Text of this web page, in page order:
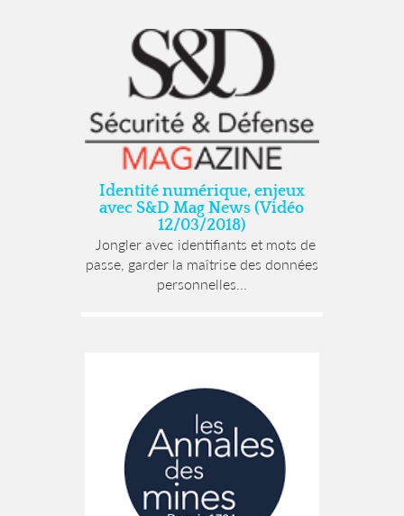
Identité numérique, enjeux
avec S&D Mag News (Vidéo
12/03/2018)
Jongler avec identifiants et mots de
passe, garder la maîtrise des données
personnelles...